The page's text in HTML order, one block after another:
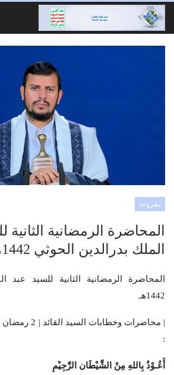
مقروءة
المحاضرة الرمضانية الثانية
الملك بدرالدين الحوثي 1442هـ
المحاضرة الرمضانية الثانية للسيد عبد
1442هـ
:
أَعُـوْذُ بِاللهِ مِنْ الشَّيْطَان الرَّجِيْمِ